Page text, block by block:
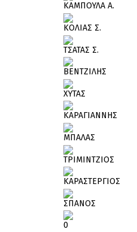
ΚΑΜΠΟΥΛΑ Α.
ΚΟΛΙΑΣ Σ.
ΤΣΑΤΑΣ Σ.
ΒΕΝΤΖΙΛΗΣ
ΧΥΤΑΣ
ΚΑΡΑΓΙΑΝΝΗΣ
ΜΠΑΛΑΣ
ΤΡΙΜΙΝΤΖΙΟΣ
ΚΑΡΑΣΤΕΡΓΙΟΣ
ΣΠΑΝΟΣ
0